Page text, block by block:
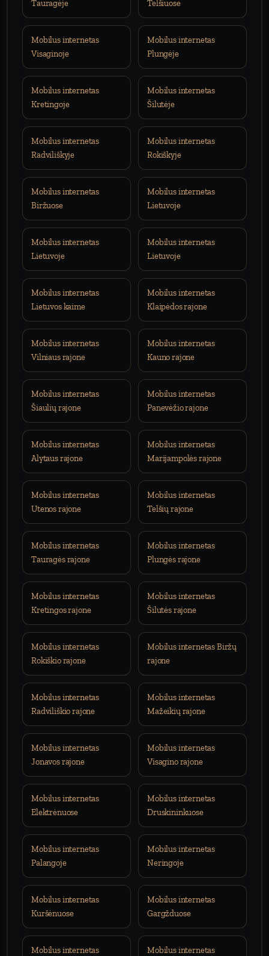
Tauragėje
Telšiuose
Mobilus internetas
Visaginoje
Mobilus internetas
Plungėje
Mobilus internetas
Kretingoje
Mobilus internetas
Šilutėje
Mobilus internetas
Radviliškyje
Mobilus internetas
Rokiškyje
Mobilus internetas
Biržuose
Mobilus internetas
Lietuvoje
Mobilus internetas
Lietuvoje
Mobilus internetas
Lietuvoje
Mobilus internetas
Lietuvos kaime
Mobilus internetas
Klaipėdos rajone
Mobilus internetas
Vilniaus rajone
Mobilus internetas
Kauno rajone
Mobilus internetas
Šiaulių rajone
Mobilus internetas
Panevėžio rajone
Mobilus internetas
Alytaus rajone
Mobilus internetas
Marijampolės rajone
Mobilus internetas
Utenos rajone
Mobilus internetas
Telšių rajone
Mobilus internetas
Tauragės rajone
Mobilus internetas
Plungės rajone
Mobilus internetas
Kretingos rajone
Mobilus internetas
Šilutės rajone
Mobilus internetas
Rokiškio rajone
Mobilus internetas Biržų
rajone
Mobilus internetas
Radviliškio rajone
Mobilus internetas
Mažeikių rajone
Mobilus internetas
Jonavos rajone
Mobilus internetas
Visagino rajone
Mobilus internetas
Elektrėnuose
Mobilus internetas
Druskininkuose
Mobilus internetas
Palangoje
Mobilus internetas
Neringoje
Mobilus internetas
Kuršėnuose
Mobilus internetas
Gargžduose
Mobilus internetas Mobilus internetas